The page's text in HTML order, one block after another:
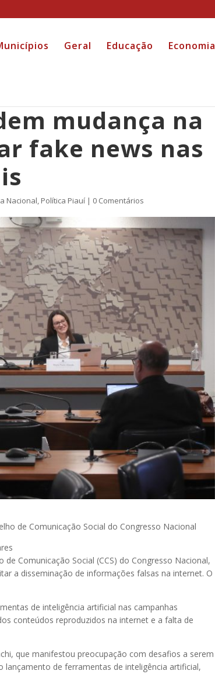
Geral Educação Economia
mudança na
fake news nas
Nacional, Política Piauí | 0 Comentários
de Comunicação Social do Congresso Nacional
Comunicação Social (CCS) do Congresso Nacional,
a disseminação de informações falsas na internet. O
de inteligência artificial nas campanhas
conteúdos reproduzidos na internet e a falta de
que manifestou preocupação com desafios a serem
de ferramentas de inteligência artificial,